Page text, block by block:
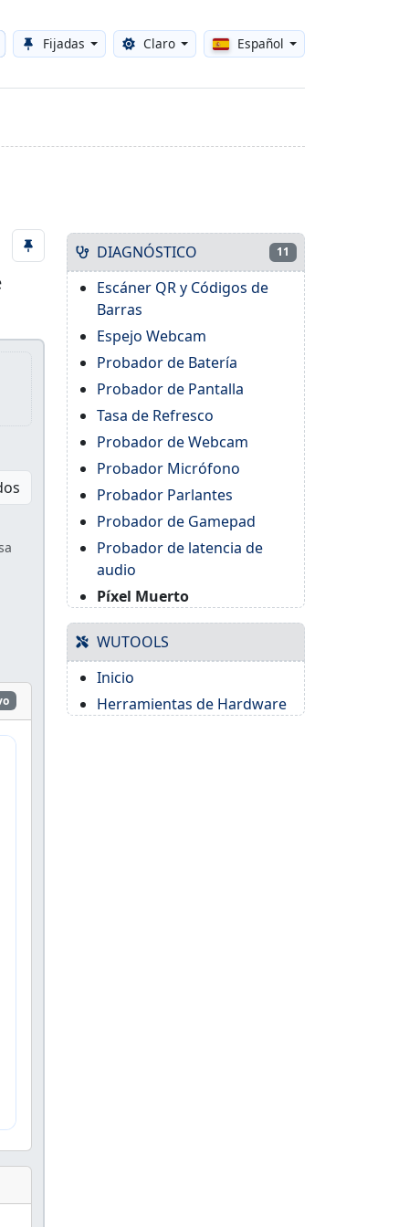
Fijadas Toggle theme
Claro Español
DIAGNÓSTICO 11
Escáner QR y Códigos de
Barras
Espejo Webcam
Probador de Batería
Probador de Pantalla
Tasa de Refresco
Probador de Webcam
Probador Micrófono
Probador Parlantes
Probador de Gamepad
Probador de latencia de
audio
Píxel Muerto
WUTOOLS
Inicio
Herramientas de Hardware